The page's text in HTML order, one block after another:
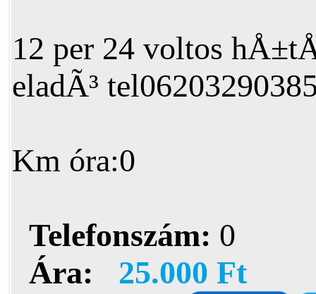
12 per 24 voltos
eladÃ³
Km óra:0
Telefonszám: 0
Ára:
25.000 Ft